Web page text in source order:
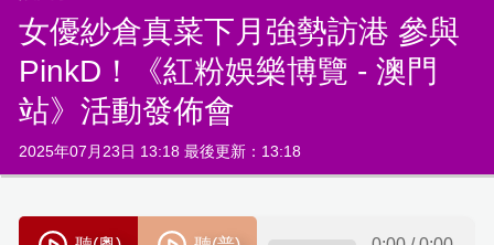
女優紗倉真菜下月強勢訪港 參與
PinkD！《紅粉娛樂博覽 - 澳門
站》活動發佈會
2025年07月23日 13:18 最後更新：13:18